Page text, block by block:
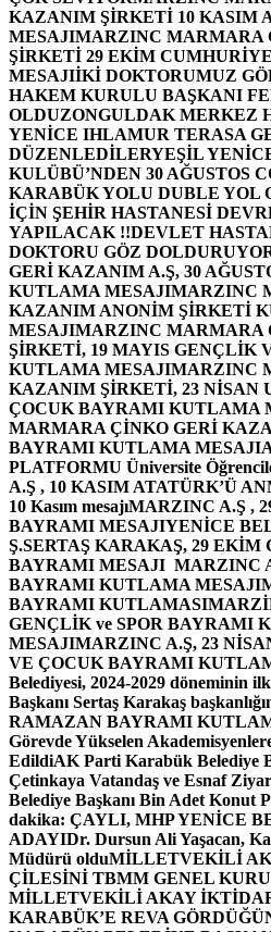
KAZANIM ŞİRKETİ 10 KASIM
MESAJIMARZINC MARMARA
ŞİRKETİ 29 EKİM
MESAJIİKİ DOKTORUMUZ
HAKEM KURULU BAŞKANI
OLDUZONGULDAK MERKEZ
YENİCE IHLAMUR TERASA
DÜZENLEDİLERYEŞİL
KULÜBÜ’NDEN 30 AĞUSTOS
KARABÜK YOLU DUBLE YOL
İÇİN ŞEHİR HASTANESİ
YAPILACAK !!DEVLET
DOKTORU GÖZ
GERİ KAZANIM A.Ş, 30
KUTLAMA MESAJIMARZINC
KAZANIM ANONİM ŞİRKETİ
MESAJIMARZINC MARMARA
ŞİRKETİ, 19 MAYIS GENÇLİK
KUTLAMA MESAJIMARZINC
KAZANIM ŞİRKETİ, 23 NİSAN
ÇOCUK BAYRAMI KUTLAMA
MARMARA ÇİNKO GERİ
BAYRAMI KUTLAMA MESAJI
PLATFORMU Üniversite
A.Ş , 10 KASIM ATATÜRK’Ü
10 Kasım mesajıMARZINC A.Ş ,
BAYRAMI MESAJIYENİCE
Ş.SERTAŞ KARAKAŞ, 29
BAYRAMI MESAJI MARZINC
BAYRAMI KUTLAMA MESAJI
BAYRAMI KUTLAMASI
GENÇLİK ve SPOR BAYRAMI
MESAJIMARZINC A.Ş, 23
VE ÇOCUK BAYRAMI
Belediyesi, 2024-2029 döneminin ilk
Başkanı Sertaş Karakaş
RAMAZAN BAYRAMI
Görevde Yükselen
EdildiAK Parti Karabük Belediye
Çetinkaya Vatandaş ve Esnaf
Belediye Başkanı Bin Adet Konut
dakika: ÇAYLI, MHP YENİCE
ADAYIDr. Dursun Ali Yaşacan,
Müdürü olduMİLLETVEKİLİ
ÇİLESİNİ TBMM GENEL
MİLLETVEKİLİ AKAY
KARABÜK’E REVA